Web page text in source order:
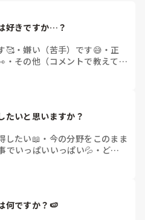
好きですか…？
🥰・嫌い（苦手）です😅 ・ 正
・ その他（コメントで教えてく
たいと思いますか？
したい📖 ・ 今の分野をこのまま
でいっぱいいっぱい💦 ・ どん
何ですか？🍉